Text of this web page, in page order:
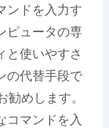
ンドを入力す
ピュータの専
と使いやすさ
の代替手段で
めします。
コマンドを入